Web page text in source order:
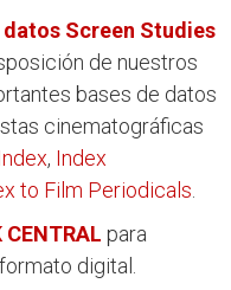
datos Screen Studies
de nuestros
bases de datos
cinematográficas
, Index
to Film Periodicals
CENTRAL para
digital.